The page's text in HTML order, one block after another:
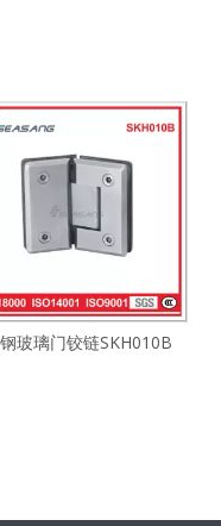
玻璃门铰链SKH010B